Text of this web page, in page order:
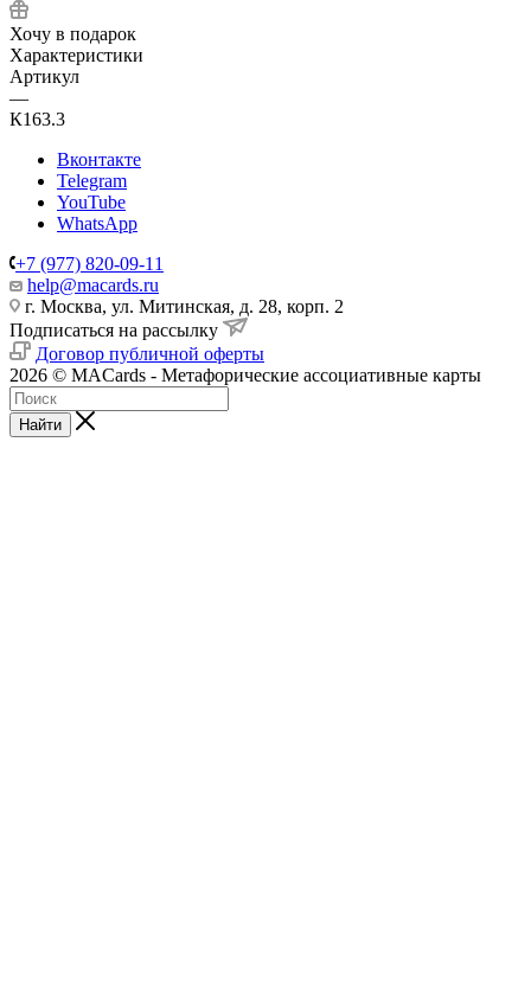
Хочу в подарок
Характеристики
Артикул
—
К163.3
Вконтакте
Telegram
YouTube
WhatsApp
+7 (977) 820-09-11
help@macards.ru
г. Москва, ул. Митинская, д. 28, корп. 2
Подписаться на рассылку
Договор публичной оферты
2026 © MACards - Метафорические ассоциативные карты
Найти